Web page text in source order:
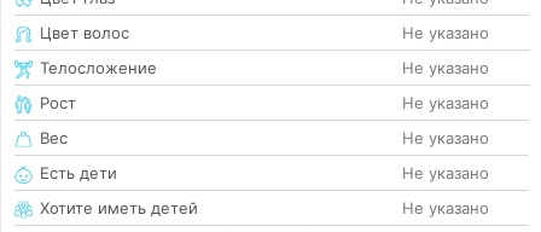
Цвет волос
Не указано
Телосложение
Не указано
Рост
Не указано
Вес
Не указано
Есть дети
Не указано
Хотите иметь детей
Не указано